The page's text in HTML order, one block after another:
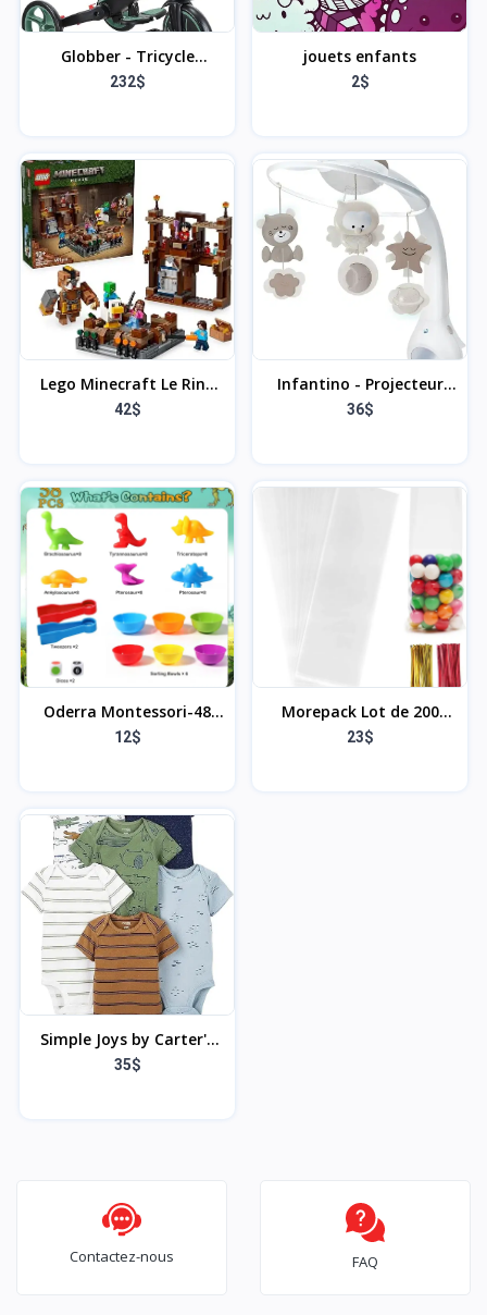
Globber - Tricycle
Explorer 4 en 1 - Tricycle
Tout-Petits de 10 Mois à
5 Ans - Olive
232$
jouets enfants
2$
Lego Minecraft Le Ring
du Manoir des Bois - Jeu
et du Jeu vidéo -
Minifigurines bébé
Zombie, Steve, Garrett &
Henry - Jouet garçon ou
Fille dès 10 Ans 21272
42$
Infantino - Projecteur
Musicale 3 en 1 -
Douce - Mode Reveil avec
Intégrées - 4 Sons de la
Nature - Idée Cadeau
36$
Oderra Montessori-48
pièces Dinosaure
dés et Pinces pour
Apprendre à Compter Les
Couleurs motricité Fine,
Jeux Montessori
12$
Morepack Lot de 200
sacs à friandises en
23$
Simple Joys by Carter's
Lot de 6 bodies à
35$
Contactez-nous FAQ